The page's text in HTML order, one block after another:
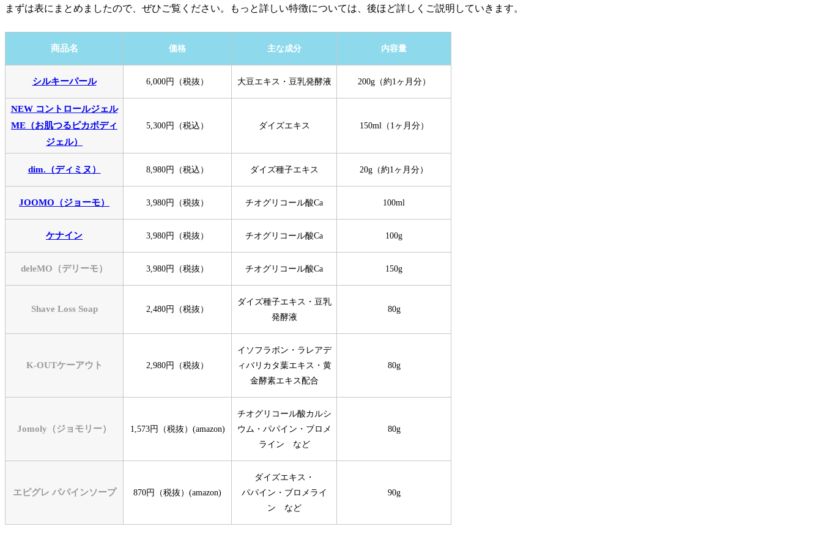
まずは表にまとめましたので、ぜひご覧ください。もっと詳しい特徴については、後ほど詳しくご説明していきます。
商品名 価格 主な成分 内容量
シルキーパール 6,000円（税抜） 大豆エキス・豆乳発酵液 200g（約1ヶ月分）
NEW コントロールジェル
ME（お肌つるピカボディ
ジェル）
5,300円（税込） ダイズエキス 150ml（1ヶ月分）
dim.（ディミヌ） 8,980円（税込） ダイズ種子エキス 20g（約1ヶ月分）
JOOMO（ジョーモ） 3,980円（税抜） チオグリコール酸Ca 100ml
ケナイン 3,980円（税抜） チオグリコール酸Ca 100g
deleMO（デリーモ） 3,980円（税抜） チオグリコール酸Ca 150g
Shave Loss Soap 2,480円（税抜）
ダイズ種子エキス・豆乳
発酵液
80g
K-OUTケーアウト 2,980円（税抜）
イソフラボン・ラレアデ
ィバリカタ葉エキス・黄
金酵素エキス配合
80g
Jomoly（ジョモリー） 1,573円（税抜）(amazon)
チオグリコール酸カルシ
ウム・ パパイン・ブロメ
ライン など
80g
エピグレ パパインソープ 870円（税抜）(amazon)
ダイズエキス・
パパイン・ブロメライ
ン など
90g